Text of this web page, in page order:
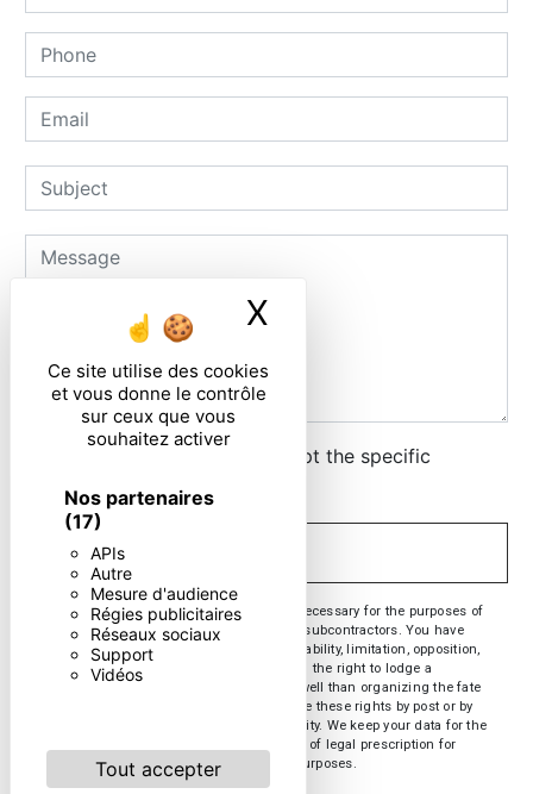
Ce site utilise des cookies
et vous donne le contrôle
sur ceux que vous
souhaitez activer
Nos partenaires
(17)
APIs
Autre
Mesure d'audience
Régies publicitaires
Réseaux sociaux
Support
Vidéos
Tout accepter
X
By checking this box, I accept the specific
conditions below **
** The personal data communicated are necessary for the purposes of
contacting you. They are intended and its subcontractors. You have
rights of access, rectification, erasure, portability, limitation, opposition,
withdrawal of your consent at any time and the right to lodge a
complaint with a supervisory authority, as well than organizing the fate
of your post-mortem data. You can exercise these rights by post or by
email. You may be asked for proof of identity. We keep your data for the
period of contact and then for the duration of legal prescription for
probationary and litigation management purposes.